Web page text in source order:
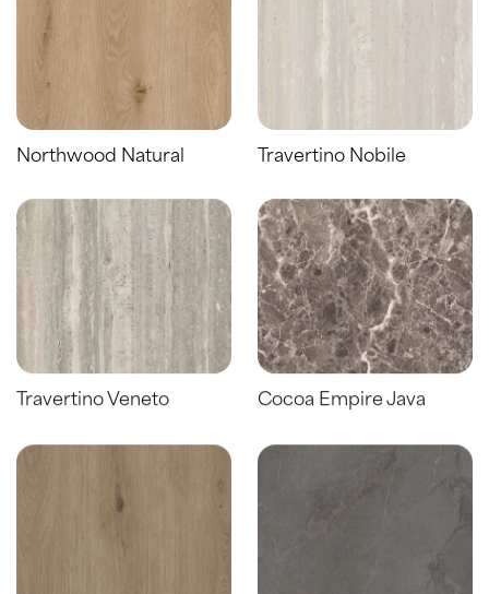
Northwood Natural Travertino Nobile
Travertino Veneto Cocoa Empire Java